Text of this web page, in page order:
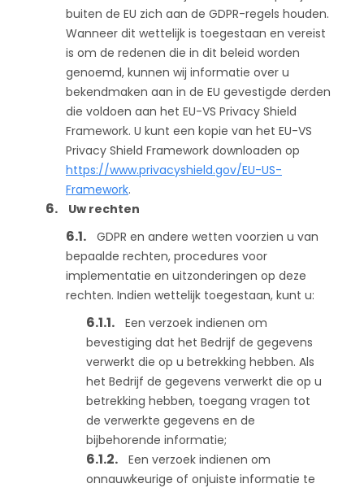
buiten de EU zich aan de GDPR-regels houden.
Wanneer dit wettelijk is toegestaan en vereist
is om de redenen die in dit beleid worden
genoemd, kunnen wij informatie over u
bekendmaken aan in de EU gevestigde derden
die voldoen aan het EU-VS Privacy Shield
Framework. U kunt een kopie van het EU-VS
Privacy Shield Framework downloaden op
https://www.privacyshield.gov/EU-US-
Framework.
Uw rechten
GDPR en andere wetten voorzien u van
bepaalde rechten, procedures voor
implementatie en uitzonderingen op deze
rechten. Indien wettelijk toegestaan, kunt u:
Een verzoek indienen om
bevestiging dat het Bedrijf de gegevens
verwerkt die op u betrekking hebben. Als
het Bedrijf de gegevens verwerkt die op u
betrekking hebben, toegang vragen tot
de verwerkte gegevens en de
bijbehorende informatie;
Een verzoek indienen om
onnauwkeurige of onjuiste informatie te